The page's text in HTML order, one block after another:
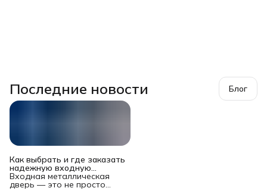
Последние новости Блог
Как выбрать и где заказать
надежную входную
металлическую дверь в
Новосибирске?
Входная металлическая
дверь — это не просто